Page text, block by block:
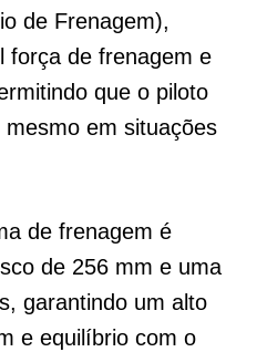
de Frenagem),
força de frenagem e
que o piloto
em situações
de frenagem é
de 256 mm e uma
garantindo um alto
e equilíbrio com o